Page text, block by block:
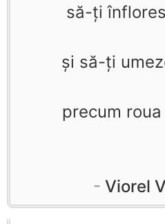
să-ţi
şi să-ţi
precum
Viorel